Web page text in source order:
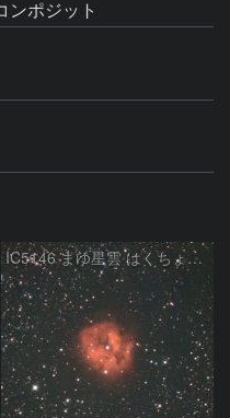
ンポジット
IC5146 まゆ星雲 はくちょう座